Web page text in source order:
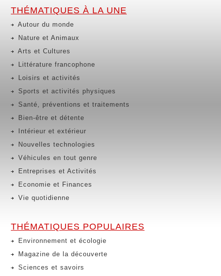
THÉMATIQUES À LA UNE
Autour du monde
Nature et Animaux
Arts et Cultures
Littérature francophone
Loisirs et activités
Sports et activités physiques
Santé, préventions et traitements
Bien-être et détente
Intérieur et extérieur
Nouvelles technologies
Véhicules en tout genre
Entreprises et Activités
Economie et Finances
Vie quotidienne
THÉMATIQUES POPULAIRES
Environnement et écologie
Magazine de la découverte
Sciences et savoirs